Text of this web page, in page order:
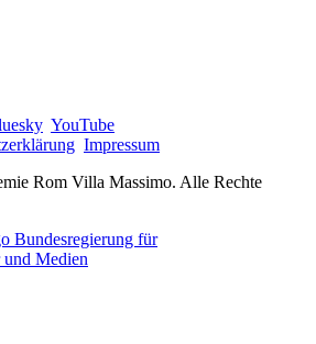
YouTube
Impressum
Rom Villa Massimo. Alle Rechte